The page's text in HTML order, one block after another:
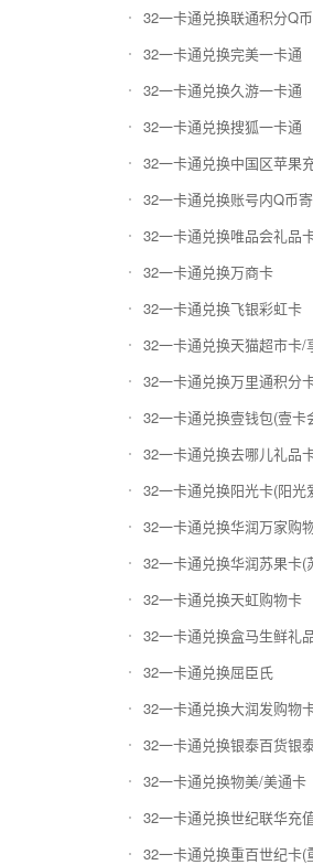
32一卡通兑换联通积分Q币
32一卡通兑换完美一卡通
32一卡通兑换久游一卡通
32一卡通兑换搜狐一卡通
32一卡通兑换中国区苹果
32一卡通兑换唯品会礼品
32一卡通兑换万商卡
32一卡通兑换飞银彩虹卡
32一卡通兑换天猫超市卡/
32一卡通兑换万里通积分
32一卡通兑换壹钱包(壹卡
32一卡通兑换去哪儿礼品
32一卡通兑换阳光卡(阳光
32一卡通兑换华润万家购
32一卡通兑换天虹购物卡
32一卡通兑换盒马生鲜礼
32一卡通兑换屈臣氏
32一卡通兑换大润发购物
32一卡通兑换银泰百货银
32一卡通兑换物美/美通卡
32一卡通兑换重百世纪卡(